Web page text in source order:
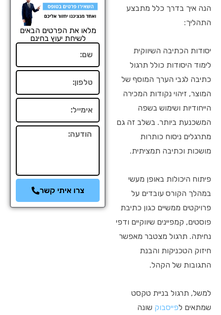
הנה איך בדרך כלל מתבצע
התהליך:
יסודות הכתיבה השיווקית
לימוד היסודות כולל תרגול
כתיבה לגבי הערך המוסף של
המוצר, זיהוי נקודות המכירה
הייחודיות ושימוש בשפה
המשכנעת ביותר. בשלב זה גם
מתרגלים ניסוח כותרות
מושכות וכתיבה תמציתית.
פיתוח היכולות באופן מעשי
במהלך הקורס עובדים על
פרויקטים ממשיים כגון כתיבת
פוסטים, קמפיינים שיווקיים ודפי
נחיתה. תרגול מצטבר מאפשר
חיזוק הטכניקות והבנת
התגובות של הקהל.
למשל, תרגול בניית טקסט
שמתאים לפייסבוק שונה
מלאו את הפרטים הבאים
לשיחת יעוץ בחינם
הודעה
צרו איתי קשר